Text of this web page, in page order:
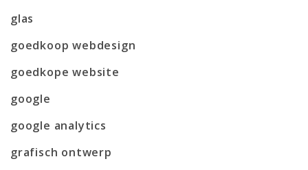
glas
goedkoop webdesign
goedkope website
google
google analytics
grafisch ontwerp